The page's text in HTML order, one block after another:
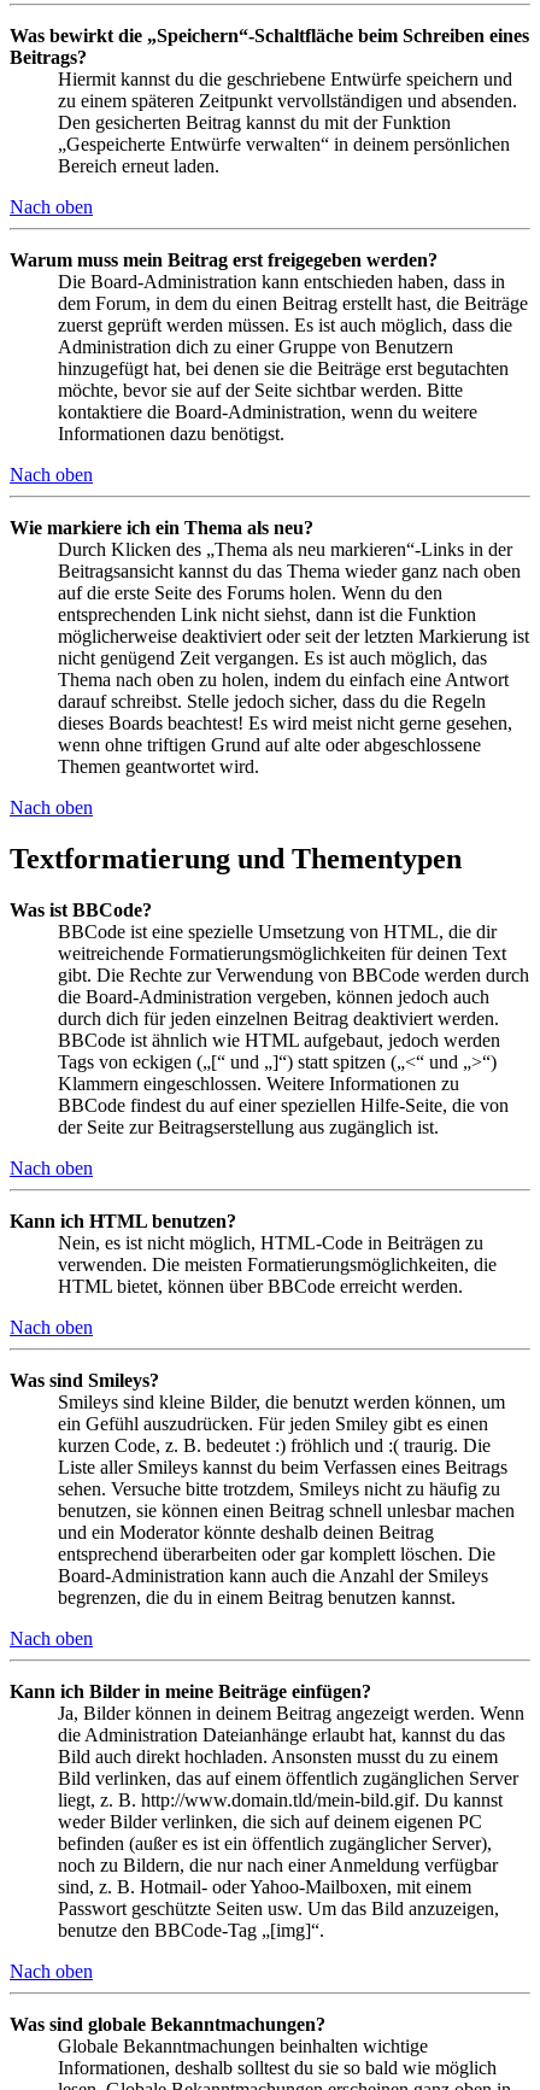
Was bewirkt die „Speichern“-Schaltfläche beim Schreiben eines
Beitrags?
Hiermit kannst du die geschriebene Entwürfe speichern und
zu einem späteren Zeitpunkt vervollständigen und absenden.
Den gesicherten Beitrag kannst du mit der Funktion
„Gespeicherte Entwürfe verwalten“ in deinem persönlichen
Bereich erneut laden.
Nach oben
Warum muss mein Beitrag erst freigegeben werden?
Die Board-Administration kann entschieden haben, dass in
dem Forum, in dem du einen Beitrag erstellt hast, die Beiträge
zuerst geprüft werden müssen. Es ist auch möglich, dass die
Administration dich zu einer Gruppe von Benutzern
hinzugefügt hat, bei denen sie die Beiträge erst begutachten
möchte, bevor sie auf der Seite sichtbar werden. Bitte
kontaktiere die Board-Administration, wenn du weitere
Informationen dazu benötigst.
Nach oben
Wie markiere ich ein Thema als neu?
Durch Klicken des „Thema als neu markieren“-Links in der
Beitragsansicht kannst du das Thema wieder ganz nach oben
auf die erste Seite des Forums holen. Wenn du den
entsprechenden Link nicht siehst, dann ist die Funktion
möglicherweise deaktiviert oder seit der letzten Markierung ist
nicht genügend Zeit vergangen. Es ist auch möglich, das
Thema nach oben zu holen, indem du einfach eine Antwort
darauf schreibst. Stelle jedoch sicher, dass du die Regeln
dieses Boards beachtest! Es wird meist nicht gerne gesehen,
wenn ohne triftigen Grund auf alte oder abgeschlossene
Themen geantwortet wird.
Nach oben
Textformatierung und Thementypen
Was ist BBCode?
BBCode ist eine spezielle Umsetzung von HTML, die dir
weitreichende Formatierungsmöglichkeiten für deinen Text
gibt. Die Rechte zur Verwendung von BBCode werden durch
die Board-Administration vergeben, können jedoch auch
durch dich für jeden einzelnen Beitrag deaktiviert werden.
BBCode ist ähnlich wie HTML aufgebaut, jedoch werden
Tags von eckigen („[“ und „]“) statt spitzen („<“ und „>“)
Klammern eingeschlossen. Weitere Informationen zu
BBCode findest du auf einer speziellen Hilfe-Seite, die von
der Seite zur Beitragserstellung aus zugänglich ist.
Nach oben
Kann ich HTML benutzen?
Nein, es ist nicht möglich, HTML-Code in Beiträgen zu
verwenden. Die meisten Formatierungsmöglichkeiten, die
HTML bietet, können über BBCode erreicht werden.
Nach oben
Was sind Smileys?
Smileys sind kleine Bilder, die benutzt werden können, um
ein Gefühl auszudrücken. Für jeden Smiley gibt es einen
kurzen Code, z. B. bedeutet :) fröhlich und :( traurig. Die
Liste aller Smileys kannst du beim Verfassen eines Beitrags
sehen. Versuche bitte trotzdem, Smileys nicht zu häufig zu
benutzen, sie können einen Beitrag schnell unlesbar machen
und ein Moderator könnte deshalb deinen Beitrag
entsprechend überarbeiten oder gar komplett löschen. Die
Board-Administration kann auch die Anzahl der Smileys
begrenzen, die du in einem Beitrag benutzen kannst.
Nach oben
Kann ich Bilder in meine Beiträge einfügen?
Ja, Bilder können in deinem Beitrag angezeigt werden. Wenn
die Administration Dateianhänge erlaubt hat, kannst du das
Bild auch direkt hochladen. Ansonsten musst du zu einem
Bild verlinken, das auf einem öffentlich zugänglichen Server
liegt, z. B. http://www.domain.tld/mein-bild.gif. Du kannst
weder Bilder verlinken, die sich auf deinem eigenen PC
befinden (außer es ist ein öffentlich zugänglicher Server),
noch zu Bildern, die nur nach einer Anmeldung verfügbar
sind, z. B. Hotmail- oder Yahoo-Mailboxen, mit einem
Passwort geschützte Seiten usw. Um das Bild anzuzeigen,
benutze den BBCode-Tag „[img]“.
Nach oben
Was sind globale Bekanntmachungen?
Globale Bekanntmachungen beinhalten wichtige
Informationen, deshalb solltest du sie so bald wie möglich